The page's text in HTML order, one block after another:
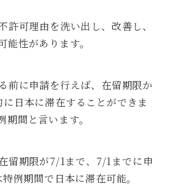
許可理由を洗い出し、改善し、
能性があります。
前に申請を行えば、在留期限か
日本に滞在することができま
間と言います。
留期限が7/1まで、7/1までに申
例期間で日本に滞在可能。